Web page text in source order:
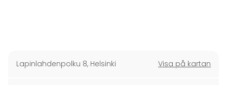
Lapinlahdenpolku 8, Helsinki Visa på kartan